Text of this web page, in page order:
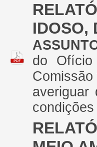
IDOSO,
do
averiguar